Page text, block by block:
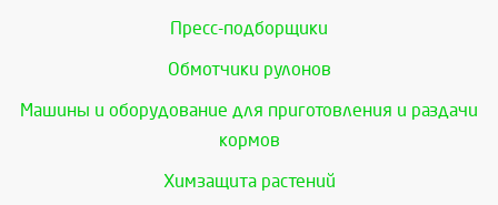
Пресс-подборщики
Обмотчики рулонов
Машины и оборудование для приготовления и раздачи
кормов
Химзащита растений